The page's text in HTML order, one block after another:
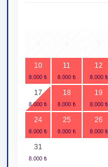
10 11 12
17 18 19
24 25 26
31